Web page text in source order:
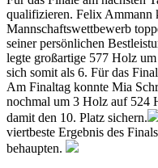
qualifizieren. Felix Ammann
Mannschaftswettbewerb
seiner persönlichen
legte großartige 577 Holz
sich somit als 6. Für das
Am Finaltag konnte Mia
nochmal um 3 Holz auf 524
damit den 10. Platz sichern.
viertbeste Ergebnis des
behaupten.